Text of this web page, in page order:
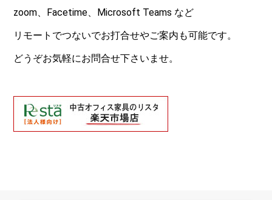
zoom、Facetime、Microsoft Teams など
リモートでつないでお打合せやご案内も可能です。
どうぞお気軽にお問合せ下さいませ。